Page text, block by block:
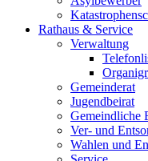
Rathaus & Service
Verwaltung
Gemeinderat
Jugendbeirat
Gemeindliche
Ver- und
Wahlen und